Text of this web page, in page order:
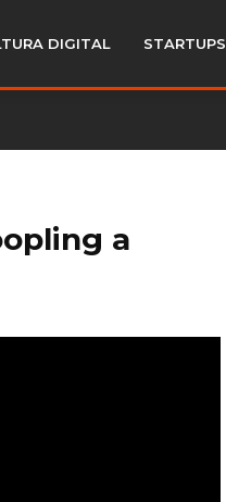
DIGITAL STARTUPS
a